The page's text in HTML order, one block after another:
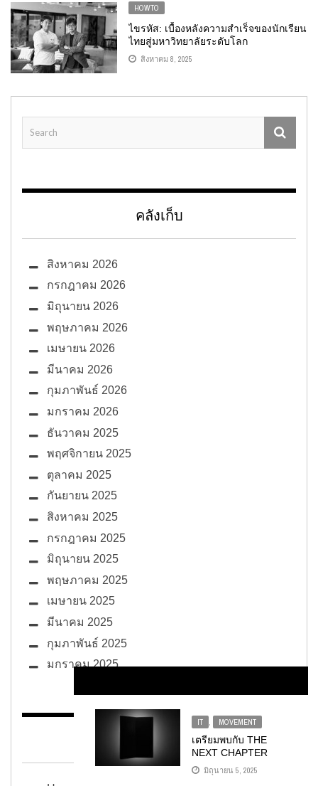
HOWTO
ไขรหัส: เบื้องหลังความสำเร็จของนักเรียน
ไทยสู่มหาวิทยาลัยระดับโลก
สิงหาคม 8, 2025
IT MOVEMENT
เตรียมพบกับ THE
NEXT CHAPTER
ของประสบการณ์แบบ
ULTRA
มิถุนายน 5, 2025
คลังเก็บ
สิงหาคม 2026
กรกฎาคม 2026
มิถุนายน 2026
พฤษภาคม 2026
เมษายน 2026
มีนาคม 2026
กุมภาพันธ์ 2026
มกราคม 2026
ธันวาคม 2025
พฤศจิกายน 2025
ตุลาคม 2025
กันยายน 2025
สิงหาคม 2025
กรกฎาคม 2025
มิถุนายน 2025
พฤษภาคม 2025
เมษายน 2025
มีนาคม 2025
กุมภาพันธ์ 2025
มกราคม 2025
BUG ซอกแซก